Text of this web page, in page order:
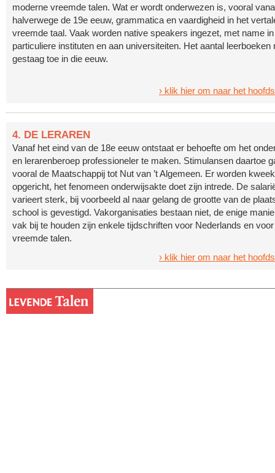
moderne vreemde talen. Wat er wordt onderwezen is, vooral
halverwege de 19e eeuw, grammatica en vaardigheid in het
vreemde taal. Vaak worden native speakers ingezet, met name in
particuliere instituten en aan universiteiten. Het aantal leerboeken
gestaag toe in die eeuw.
› klik hier om naar het
4. DE LERAREN
Vanaf het eind van de 18e eeuw ontstaat er behoefte om het
en lerarenberoep professioneler te maken. Stimulansen daartoe
vooral de Maatschappij tot Nut van ’t Algemeen. Er worden
opgericht, het fenomeen onderwijsakte doet zijn intrede. De
varieert sterk, bij voorbeeld al naar gelang de grootte van de
school is gevestigd. Vakorganisaties bestaan niet, de enige
vak bij te houden zijn enkele tijdschriften voor Nederlands en
vreemde talen.
› klik hier om naar het